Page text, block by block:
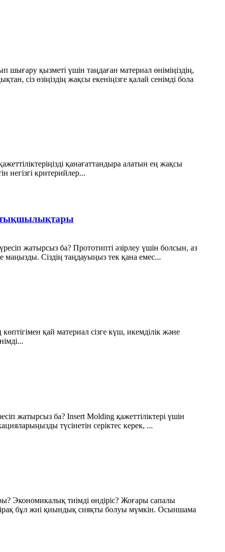
қызметі үшін таңдаған материал өніміңіздің,
сіз өзіңіздің жақсы екеніңізге қалай сенімді бола
қанағаттандыра алатын ең жақсы
негізгі критерийлер...
жатырсыз ба? Прототипті әзірлеу үшін болсын, аз
маңызды. Сіздің таңдауыңыз тек қана емес...
қай материал сізге күш, икемділік және
жатырсыз ба? Insert Molding қажеттіліктері үшін
түсінетін серіктес керек, ...
Экономикалық тиімді өндіріс? Жоғары сапалы
бірақ бұл жиі қиындық сияқты болуы мүмкін. Осыншама